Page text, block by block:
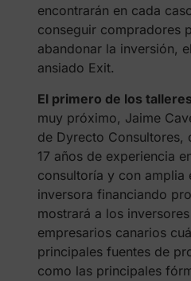
encontrarán en cada
conseguir compradores
abandonar la inversión,
ansiado Exit.
El primero de los talleres
muy próximo, Jaime
de Dyrecto Consultores,
17 años de experiencia
consultoría y con amplia
inversora financiando
mostrará a los
empresarios canarios
principales fuentes de
como las principales